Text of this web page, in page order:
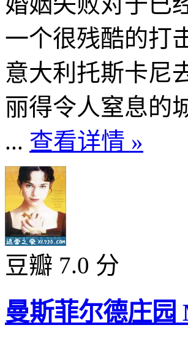
一个很残酷的打
意大利托斯卡尼
丽得令人窒息的
... 查看详情 »
豆瓣 7.0 分
曼斯菲尔德庄园